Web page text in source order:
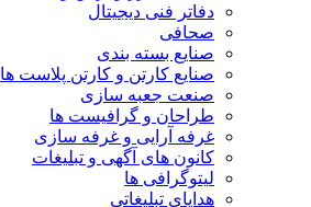
دفاتر فنی دیجیتال
صحافی
صنایع بسته بندی
صنایع کارتن و کارتن پلاست ها
صنعت جعبه سازی
طراحان و گرافیست ها
غرفه آرایی و غرفه سازی
کانون های آگهی و تبلیغات
لیتوگرافی ها
هدایای تبلیغاتی